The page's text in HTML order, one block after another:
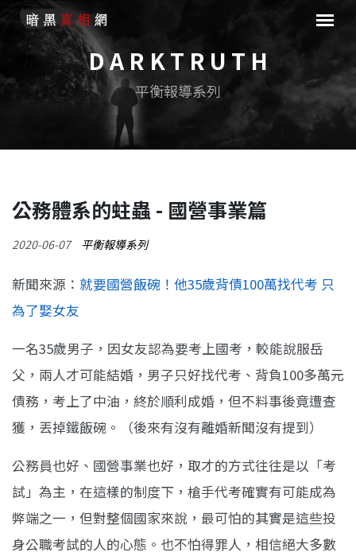
D A R K T R U T H
平衡報導系列
公務體系的蛀蟲 - 國營事業篇
2020-06-07 平衡報導系列
新聞來源： 就要國營飯碗！他35歲背債100萬找代考 只
為了娶女友
一名35歲男子，因女友認為要考上國考，較能說服岳
父，兩人才可能結婚，男子只好找代考、背負100多萬元
債務，考上了中油，終於順利成婚，但不料事後竟遭查
獲，丟掉鐵飯碗。（後來有沒有離婚新聞沒有提到）
公務員也好、國營事業也好，取才的方式往往是以「考
試」為主，在這樣的制度下，槍手代考確實有可能成為
弊端之一，但對整個國家來說，最可怕的其實是這些投
身公職考試的人的心態。也不怕得罪人，相信絕大多數